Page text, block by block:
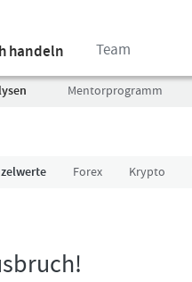
handeln Team
Mentorprogramm
Forex Krypto